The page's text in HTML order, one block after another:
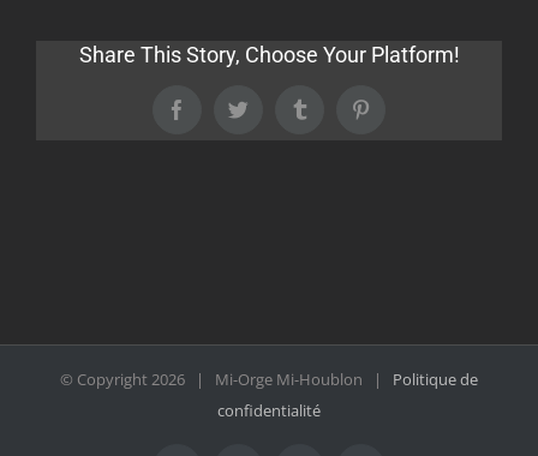
Share This Story, Choose Your Platform!
FacebookTwitter Tumblr
© Copyright2026 | Mi-Orge Mi-Houblon | Politique de
confidentialité